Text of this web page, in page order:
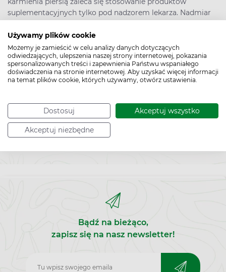
Używamy plików cookie
Możemy je zamieścić w celu analizy danych dotyczących
odwiedzających, ulepszenia naszej strony internetowej, pokazania
spersonalizowanych treści i zapewnienia Państwu wspaniałego
doświadczenia na stronie internetowej. Aby uzyskać więcej informacji
na temat plików cookie, których używamy, otwórz ustawienia.
Dostosuj Akceptuj wszystko
Akceptuj niezbędne
suplementacyjnych tylko pod nadzorem lekarza. Nadmiar
matki, jak i dziecka. Selen przenosi się do mleka matki, co
może wpłynąć na dostarczenie tego mikroelementu do
karmionego dziecka. Kobiety karmiące piersią powinny
monitorować swoje poziomy selenu i w razie potrzeby
konsultować się z lekarzem. Zazwyczaj zdrowa dieta matki
Selenian sodu – w jakich postaciach występuje?
Selenian sodu występuje w postaci tabletek powlekanych.
Bądź na bieżąco,
zapisz się na nasz newsletter!
Zapisz